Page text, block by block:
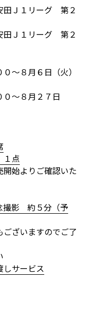
田Ｊ１リーグ 第２
Ｊ１リーグ 第２
～８月６日（火）
～８月２７日
１点
始よりご確認いた
撮影 約５分（予
ざいますのでご了
しサービス